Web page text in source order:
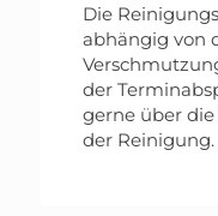
Die
abhängig von
der
gerne über
der Reinigung.